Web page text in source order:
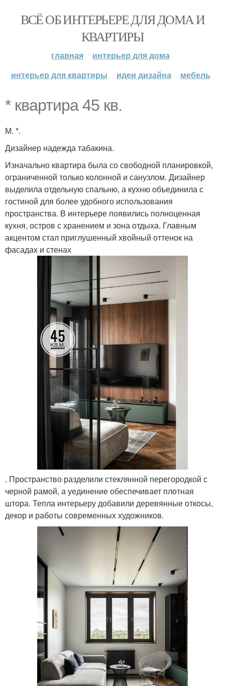
ВСЁ ОБ ИНТЕРЬЕРЕ ДЛЯ ДОМА И
КВАРТИРЫ
главная
интерьер для дома
интерьер для квартиры
идеи дизайна мебель
* квартира 45 кв.
М. *.
Дизайнер надежда табакина.
Изначально квартира была со свободной планировкой,
ограниченной только колонной и санузлом. Дизайнер
выделила отдельную спальню, а кухню объединила с
гостиной для более удобного использования
пространства. В интерьере появились полноценная
кухня, остров с хранением и зона отдыха. Главным
акцентом стал приглушенный хвойный оттенок на
фасадах и стенах
. Пространство разделили стеклянной перегородкой с
черной рамой, а уединение обеспечивает плотная
штора. Тепла интерьеру добавили деревянные откосы,
декор и работы современных художников.